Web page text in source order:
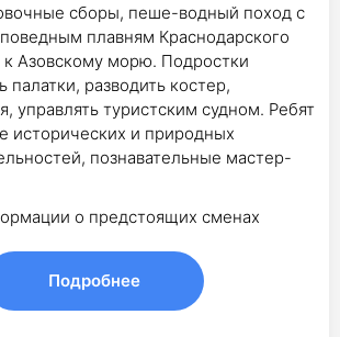
сборы, пеше-водный поход с
плавням Краснодарского
к Азовскому морю. Подростки
палатки, разводить костер,
управлять туристским судном. Ребят
исторических и природных
познавательные мастер-
о предстоящих сменах
Подробнее